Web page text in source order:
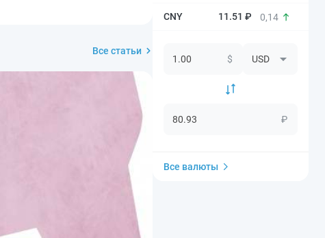
Все статьи
11.51 ₽ 0,14
$
₽
Все валюты